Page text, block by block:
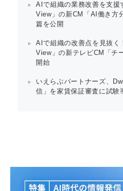
AIで組織の業務改善を支
View」の新CM「AI働き方
篇を公開
AIで組織の改善点を見抜
View」の新テレビCM「チ
開始
いえらぶパートナーズ、
信」を家賃保証審査に試験